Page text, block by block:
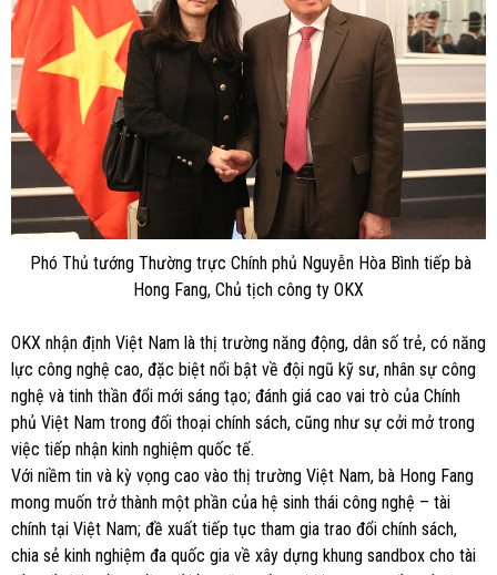
Phó Thủ tướng Thường trực Chính phủ Nguyễn Hòa Bình tiếp bà
Hong Fang, Chủ tịch công ty OKX
OKX nhận định Việt Nam là thị trường năng động, dân số trẻ, có năng
lực công nghệ cao, đặc biệt nổi bật về đội ngũ kỹ sư, nhân sự công
nghệ và tinh thần đổi mới sáng tạo; đánh giá cao vai trò của Chính
phủ Việt Nam trong đối thoại chính sách, cũng như sự cởi mở trong
việc tiếp nhận kinh nghiệm quốc tế.
Với niềm tin và kỳ vọng cao vào thị trường Việt Nam, bà Hong Fang
mong muốn trở thành một phần của hệ sinh thái công nghệ – tài
chính tại Việt Nam; đề xuất tiếp tục tham gia trao đổi chính sách,
chia sẻ kinh nghiệm đa quốc gia về xây dựng khung sandbox cho tài